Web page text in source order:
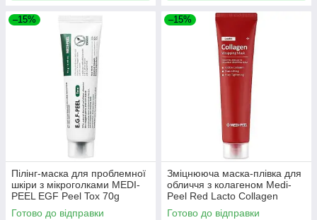
–15%
Пілінг-маска для проблемної
шкіри з мікроголками MEDI-
PEEL EGF Peel Tox 70g
Готово до відправки
–15%
Зміцнююча маска-плівка для
обличчя з колагеном Medi-
Peel Red Lacto Collagen
Wrapping Mask 70ml
Готово до відправки